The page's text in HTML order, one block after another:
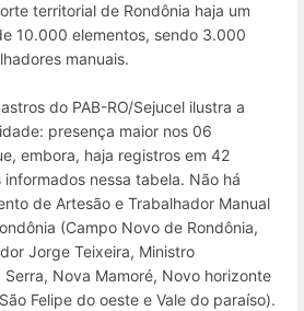
territorial de Rondônia haja um
10.000 elementos, sendo 3.000
manuais.
do PAB-RO/Sejucel ilustra a
presença maior nos 06
embora, haja registros em 42
nessa tabela. Não há
de Artesão e Trabalhador Manual
(Campo Novo de Rondônia,
Jorge Teixeira, Ministro
Nova Mamoré, Novo horizonte
Felipe do oeste e Vale do paraíso).